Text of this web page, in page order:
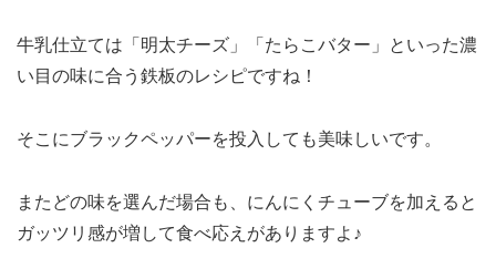
牛乳仕立ては「明太チーズ」「たらこバター」といった濃
い目の味に合う鉄板のレシピですね！
そこにブラックペッパーを投入しても美味しいです。
またどの味を選んだ場合も、にんにくチューブを加えると
ガッツリ感が増して食べ応えがありますよ♪